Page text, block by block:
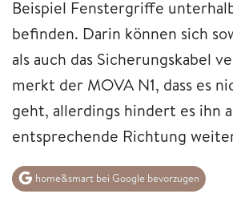
Beispiel Fenstergriffe
befinden. Darin können sich
als auch das Sicherungskabel
merkt der MOVA N1, dass es
geht, allerdings hindert es ihn
entsprechende Richtung
home&smart bei Google bevorzugen